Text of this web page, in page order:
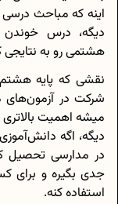
اینه که مباحث
دیگه، درس
هشتمی رو به نتایجی
نقشی که پایه
شرکت در آزمون‌های
میشه اهمیت
دیگه، اگه
در مدارسی تحصیل
جدی بگیره و برای
استفاده کنه.